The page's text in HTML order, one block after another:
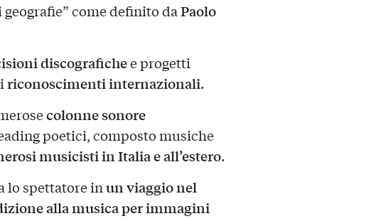
come definito daPaolo
discografichee progetti
riconoscimenti internazionali.
colonne sonore
poetici, composto musiche
musicisti in Italia e all’estero.
lo spettatore inun viaggio nel
alla musica per immagini